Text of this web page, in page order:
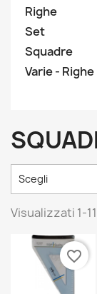
Righe
Set
Squadre
Varie - Righe
Scegli
Visualizzati 1-
favorite_border